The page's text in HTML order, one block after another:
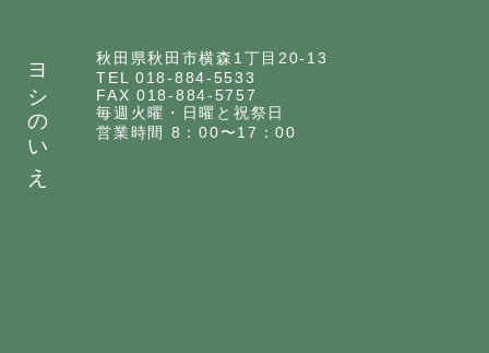
ヨシのいえ
秋田県秋田市横森1丁目20-13
TEL 018-884-5533
FAX 018-884-5757
毎週火曜・日曜と祝祭日
営業時間 8：00〜17：00